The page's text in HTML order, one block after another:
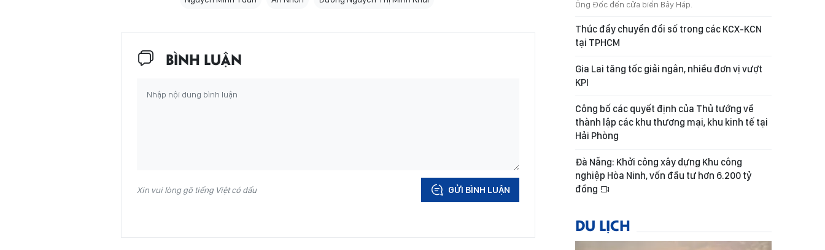
BÌNH LUẬN
Xin vui lòng gõ tiếng Việt có dấu GỬI BÌNH LUẬN
Ông Đốc đến cửa biển Bảy Háp.
Thúc đẩy chuyển đổi số trong các KCX-KCN
tại TPHCM
Gia Lai tăng tốc giải ngân, nhiều đơn vị vượt
KPI
Công bố các quyết định của Thủ tướng về
thành lập các khu thương mại, khu kinh tế tại
Hải Phòng
Đà Nẵng: Khởi công xây dựng Khu công
nghiệp Hòa Ninh, vốn đầu tư hơn 6.200 tỷ
đồng
DU LỊCH